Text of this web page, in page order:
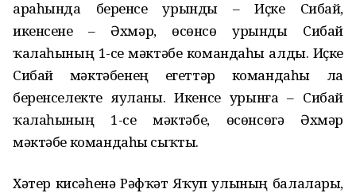
араһында беренсе урынды – Иҫке Сибай,
икенсене – Әхмәр, өсөнсө урынды Сибай
ҡалаһының 1-се мәктәбе командаһы алды. Иҫке
Сибай мәктәбенең егеттәр командаһы ла
беренселекте яуланы. Икенсе урынға – Сибай
ҡалаһының 1-се мәктәбе, өсөнсөгә Әхмәр
мәктәбе командаһы сыҡты.
Хәтер кисәһенә Рәфҡәт Яҡуп улының балалары,